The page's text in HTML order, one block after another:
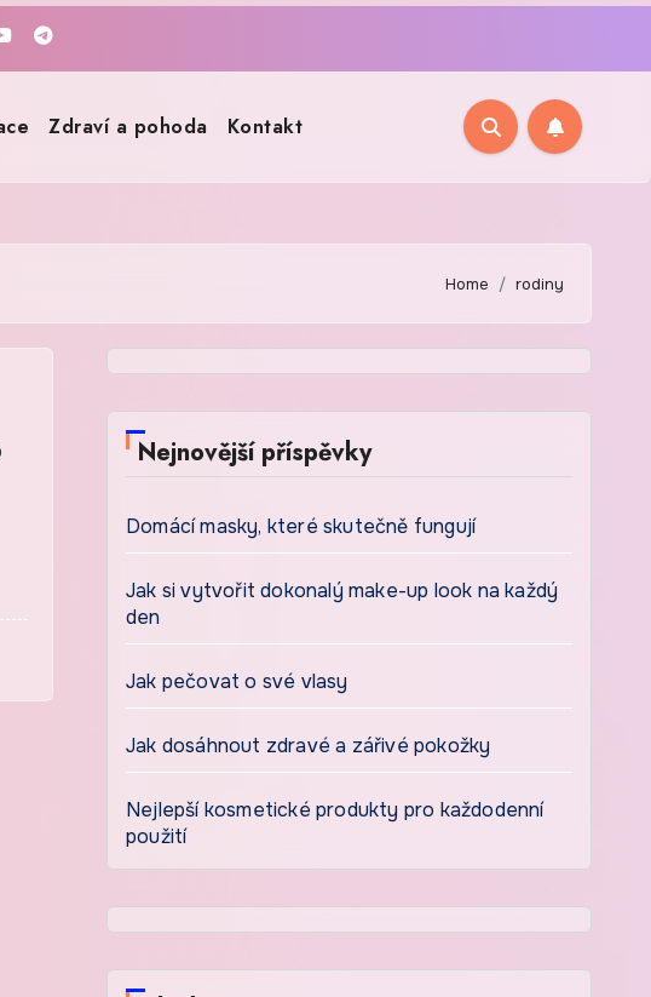
Zdraví a pohoda Kontakt
Home rodiny
Nejnovější příspěvky
Domácí masky, které skutečně fungují
Jak si vytvořit dokonalý make-up look na každý
den
Jak pečovat o své vlasy
Jak dosáhnout zdravé a zářivé pokožky
Nejlepší kosmetické produkty pro každodenní
použití